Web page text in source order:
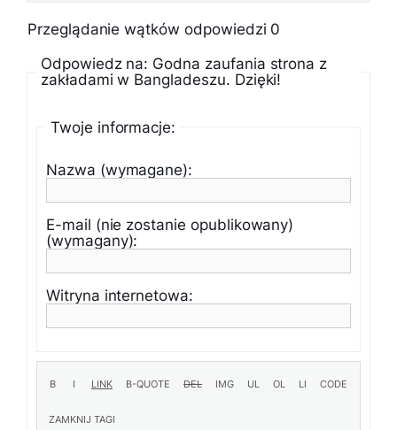
Przeglądanie wątków odpowiedzi 0
Odpowiedz na: Godna zaufania strona z
zakładami w Bangladeszu. Dzięki!
Twoje informacje:
Nazwa (wymagane):
E-mail (nie zostanie opublikowany)
(wymagany):
Witryna internetowa: